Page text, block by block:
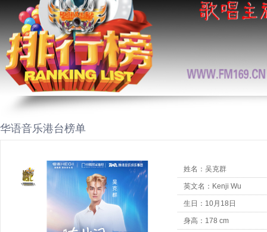
华语音乐港台榜单
姓名：吴克群
英文名：Kenji Wu
生日：10月18日
身高：178 cm